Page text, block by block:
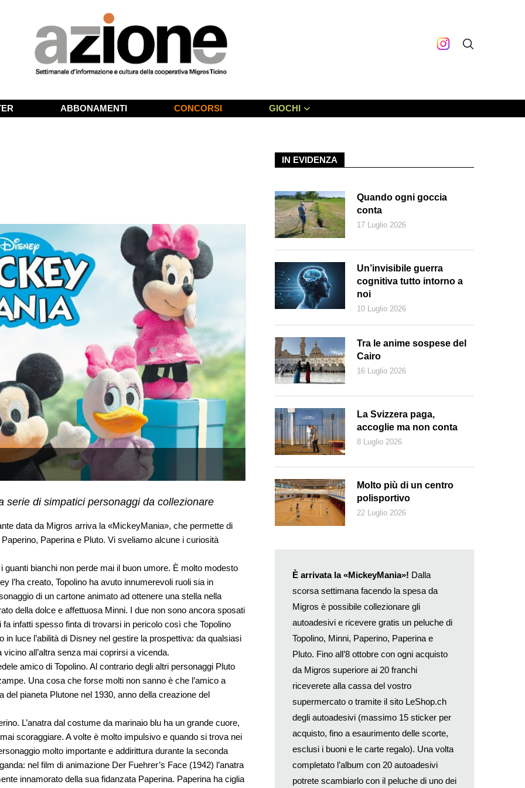
ABBONAMENTI CONCORSI GIOCHI
The Walt Disney Company
serie di simpatici personaggi da collezionare
data da Migros arriva la «MickeyMania», che permette di
Paperina e Pluto. Vi sveliamo alcune i curiosità
bianchi non perde mai il buon umore. È molto modesto
l’ha creato, Topolino ha avuto innumerevoli ruoli sia in
di un cartone animato ad ottenere una stella nella
della dolce e affettuosa Minni. I due non sono ancora sposati
infatti spesso finta di trovarsi in pericolo così che Topolino
luce l’abilità di Disney nel gestire la prospettiva: da qualsiasi
all’altra senza mai coprirsi a vicenda.
amico di Topolino. Al contrario degli altri personaggi Pluto
Una cosa che forse molti non sanno è che l’amico a
pianeta Plutone nel 1930, anno della creazione del
L’anatra dal costume da marinaio blu ha un grande cuore,
scoraggiare. A volte è molto impulsivo e quando si trova nei
molto importante e addirittura durante la seconda
nel film di animazione Der Fuehrer’s Face (1942) l’anatra
innamorato della sua fidanzata Paperina. Paperina ha ciglia
IN EVIDENZA
Quando ogni goccia
conta
17 Luglio 2026
Un’invisibile guerra
cognitiva tutto intorno a
noi
10 Luglio 2026
Tra le anime sospese del
Cairo
16 Luglio 2026
La Svizzera paga,
accoglie ma non conta
8 Luglio 2026
Molto più di un centro
polisportivo
22 Luglio 2026
È arrivata la «MickeyMania»! Dalla
scorsa settimana facendo la spesa da
Migros è possibile collezionare gli
autoadesivi e ricevere gratis un peluche di
Topolino, Minni, Paperino, Paperina e
Pluto. Fino all’8 ottobre con ogni acquisto
da Migros superiore ai 20 franchi
riceverete alla cassa del vostro
supermercato o tramite il sito LeShop.ch
degli autoadesivi (massimo 15 sticker per
acquisto, fino a esaurimento delle scorte,
esclusi i buoni e le carte regalo). Una volta
completato l’album con 20 autoadesivi
potrete scambiarlo con il peluche di uno dei